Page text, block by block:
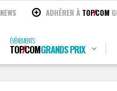
NEWS ADHÉRER À TOPCOM
ÉVÉNEMENTS
TOPCOMGRANDS PRIX